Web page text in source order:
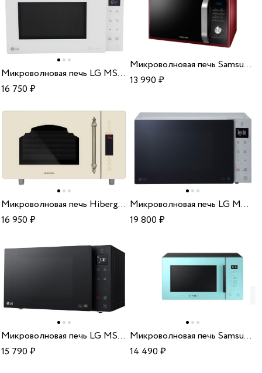
Микроволновая печь LG MS2595GIH
16 750₽
Микроволновая печь Samsung MS 23 F301 TQR
13 990₽
Микроволновая печь Hiberg VM-4588 YR
16 950₽
Микроволновая печь LG MW 25R35 GISL
19 800₽
Микроволновая печь LG MS2535GIS
15 790₽
Микроволновая печь Samsung MG 23T5018AN/BW
14 490₽